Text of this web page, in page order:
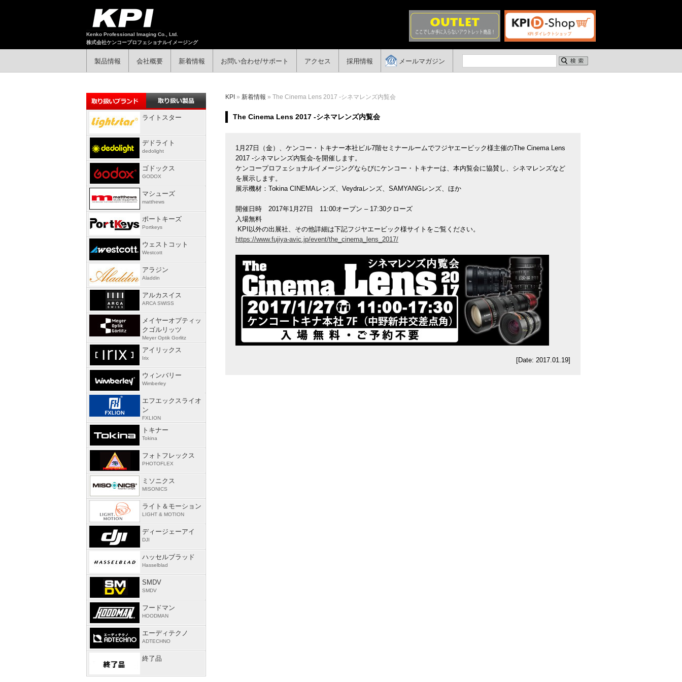
Kenko Professional Imaging Co., Ltd.
株式会社ケンコープロフェショナルイメージング
製品情報 会社概要 新着情報 お問い合わせ/サポート アクセス 採用情報 メールマガジン
KPI » 新着情報 » The Cinema Lens 2017 -シネマレンズ内覧会
The Cinema Lens 2017 -シネマレンズ内覧会
1月27日（金）、ケンコー・トキナー本社ビル7階セミナールームでフジヤエービック様主催のThe Cinema Lens
2017 -シネマレンズ内覧会-を開催します。
ケンコープロフェショナルイメージングならびにケンコー・トキナーは、本内覧会に協賛し、シネマレンズなど
を展示します。
展示機材：Tokina CINEMAレンズ、Veydraレンズ、SAMYANGレンズ、ほか
開催日時 2017年1月27日 11:00オープン – 17:30クローズ
入場無料
KPI以外の出展社、その他詳細は下記フジヤエービック様サイトをご覧ください。
https://www.fujiya-avic.jp/event/the_cinema_lens_2017/
[Date: 2017.01.19]
ライトスター
デドライト
dedolight
ゴドックス
GODOX
マシューズ
matthews
ポートキーズ
Portkeys
ウェストコット
Westcott
アラジン
Aladdin
アルカスイス
ARCA SWISS
メイヤーオプティッ
クゴルリッツ
Meyer Optik Gorlitz
アイリックス
Irix
ウィンバリー
Wimberley
エフエックスライオ
ン
FXLION
トキナー
Tokina
フォトフレックス
PHOTOFLEX
ミソニクス
MISONICS
ライト＆モーション
LIGHT & MOTION
ディージェーアイ
DJI
ハッセルブラッド
Hasselblad
SMDV
SMDV
フードマン
HOODMAN
エーディテクノ
ADTECHNO
終了品